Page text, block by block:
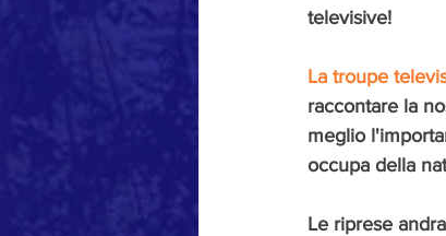
televisive!
La troupe
raccontare la
meglio
occupa della
Le riprese